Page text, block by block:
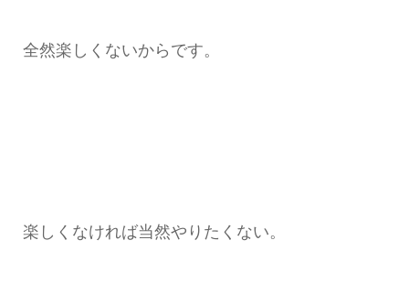
全然楽しくないからです。
楽しくなければ当然やりたくない。